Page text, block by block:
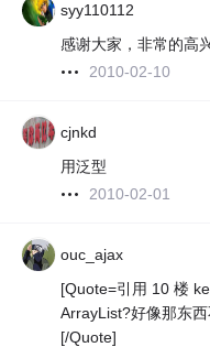
syy110112
感谢大家，非常的高
2010-02-10
cjnkd
用泛型
2010-02-01
ouc_ajax
[Quote=引用 10 楼
ArrayList?好像那东
[/Quote]